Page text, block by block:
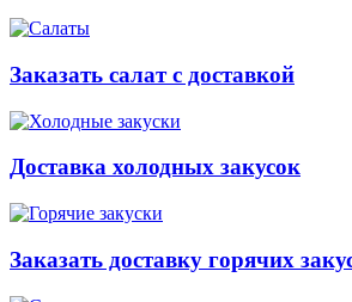
Заказать салат с доставкой
Доставка холодных закусок
Заказать доставку горячих